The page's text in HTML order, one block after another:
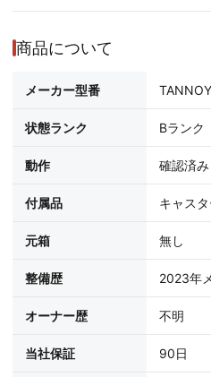
商品について
メーカー型番
状態ランク Bランク
動作 確認済み
付属品 キャス
元箱 無し
整備歴 2023年
オーナー歴 不明
当社保証 90日